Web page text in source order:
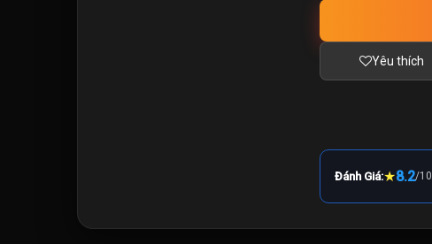
Yêu thích
Đánh Giá:★8.2/10